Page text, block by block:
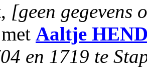
[geen gegevens
met Aaltje
en 1719 te